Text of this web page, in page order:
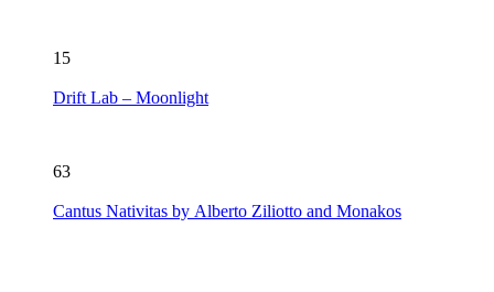
15
Drift Lab – Moonlight
63
Cantus Nativitas by Alberto Ziliotto and Monakos